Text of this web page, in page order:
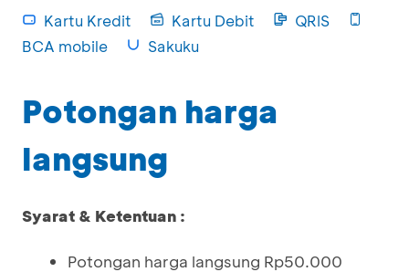
Kartu Kredit Kartu Debit
QRIS
BCA mobile
Sakuku
Potongan harga
langsung
Syarat & Ketentuan :
Potongan harga langsung Rp50.000